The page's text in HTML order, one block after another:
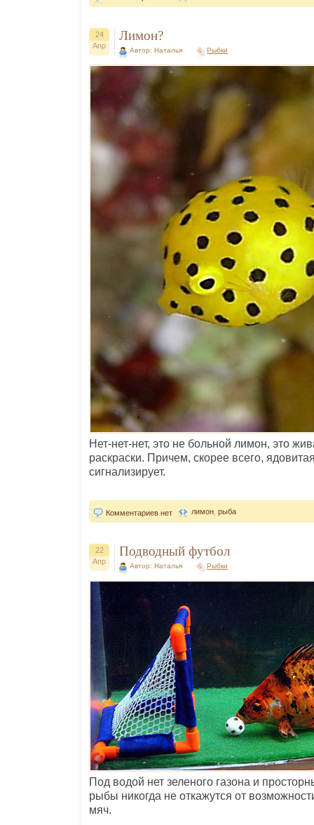
24
Апр
Лимон?
Автор: Наталья Рыбки
Нет-нет-нет, это не больной лимон, это
раскраски. Причем, скорее всего,
сигнализирует.
Комментариев нет лимон рыба
22
Апр
Подводный футбол
Автор: Наталья Рыбки
Под водой нет зеленого газона и
рыбы никогда не откажутся от
мяч.